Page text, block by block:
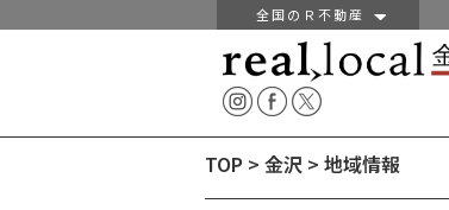
全国のＲ不動産
TOP > 金沢 > 地域情報